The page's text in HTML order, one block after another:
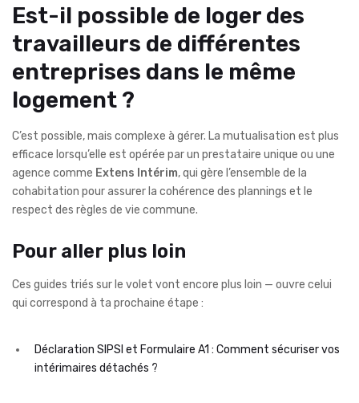
Est-il possible de loger des
travailleurs de différentes
entreprises dans le même
logement ?
C’est possible, mais complexe à gérer. La mutualisation est plus
efficace lorsqu’elle est opérée par un prestataire unique ou une
agence comme Extens Intérim, qui gère l’ensemble de la
cohabitation pour assurer la cohérence des plannings et le
respect des règles de vie commune.
Pour aller plus loin
Ces guides triés sur le volet vont encore plus loin — ouvre celui
qui correspond à ta prochaine étape :
Déclaration SIPSI et Formulaire A1 : Comment sécuriser vos
intérimaires détachés ?